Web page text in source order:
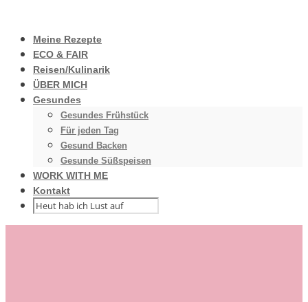
Meine Rezepte
ECO & FAIR
Reisen/Kulinarik
ÜBER MICH
Gesundes
Gesundes Frühstück
Für jeden Tag
Gesund Backen
Gesunde Süßspeisen
WORK WITH ME
Kontakt